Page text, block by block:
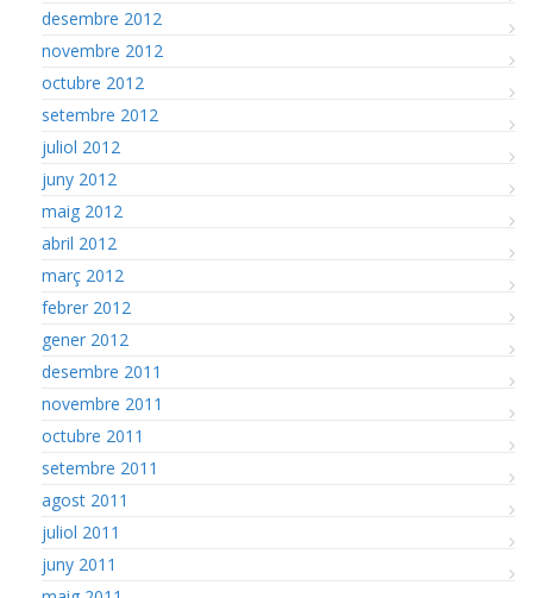
desembre 2012
novembre 2012
octubre 2012
setembre 2012
juliol 2012
juny 2012
maig 2012
abril 2012
març 2012
febrer 2012
gener 2012
desembre 2011
novembre 2011
octubre 2011
setembre 2011
agost 2011
juliol 2011
juny 2011